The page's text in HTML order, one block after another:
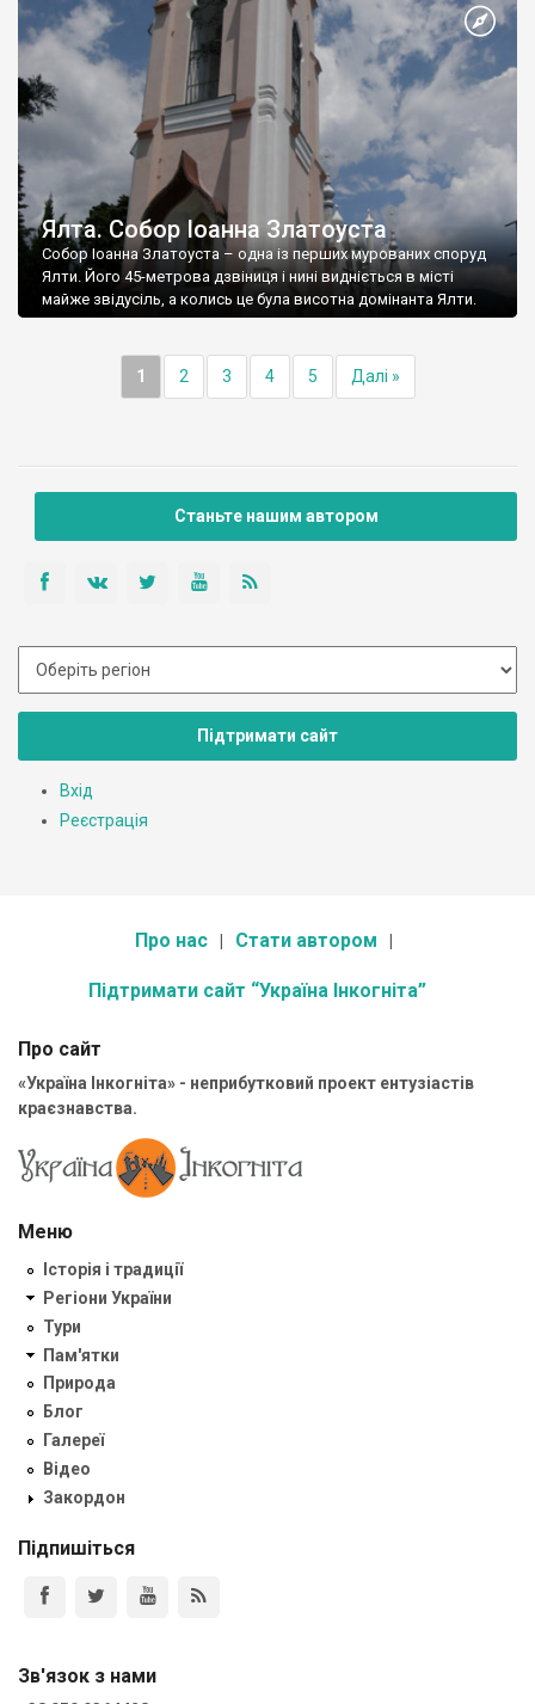
Ялта. Собор Іоанна Златоуста
Собор Іоанна Златоуста – одна із перших мурованих споруд
Ялти. Його 45-метрова дзвіниця і нині видніється в місті
майже звідусіль, а колись це була висотна домінанта Ялти.
1 2 3 4 5 Далі »
Станьте нашим автором
Підтримати сайт
Вхід
Реєстрація
Про нас Стати автором
Підтримати сайт “Україна Інкогніта”
Про сайт
«Україна Інкогніта» - неприбутковий проект ентузіастів
краєзнавства.
Меню
Історія і традиції
Регіони України
Тури
Пам'ятки
Природа
Блог
Галереї
Відео
Закордон
Підпишіться
Зв'язок з нами